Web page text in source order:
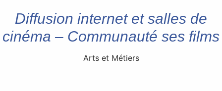
Diffusion internet et salles de
cinéma – Communauté ses films
Arts et Métiers